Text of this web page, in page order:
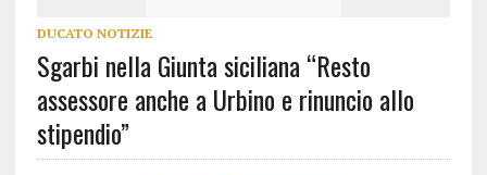
DUCATO NOTIZIE
Sgarbi nella Giunta siciliana “Resto
assessore anche a Urbino e rinuncio allo
stipendio”